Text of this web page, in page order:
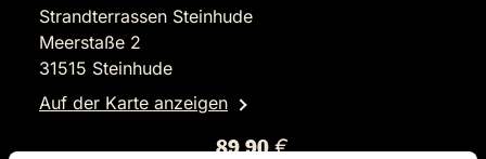
Strandterrassen Steinhude
Meerstaße 2
31515 Steinhude
Auf der Karte anzeigen
89,90 €